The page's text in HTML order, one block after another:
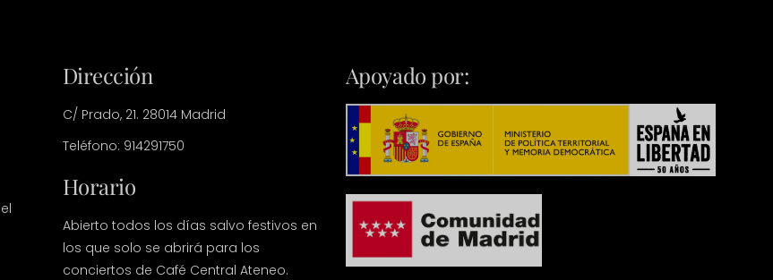
Dirección
C/ Prado, 21. 28014 Madrid
Teléfono: 914291750
Horario
Abierto todos los días salvo festivos en
los que solo se abrirá para los
conciertos de Café Central Ateneo.
Apoyado por: